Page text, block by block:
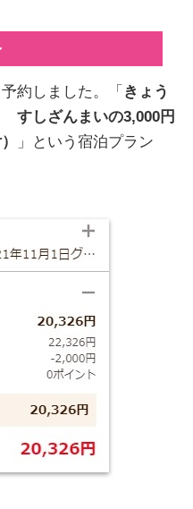
約しました。「 きょう
すしざんまいの3,000円
」という宿泊プラン